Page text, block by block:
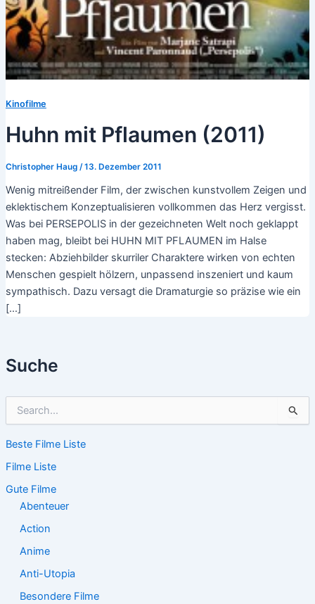
Suche
h
n
n
Beste Filme Liste
Filme Liste
Gute Filme
Abenteuer
Action
Anime
Anti-Utopia
Besondere Filme
Kinofilme
Huhn mit Pflaumen (2011)
Christopher Haug /13. Dezember 2011
Wenig mitreißender Film, der zwischen kunstvollem Zeigen und
eklektischem Konzeptualisieren vollkommen das Herz vergisst.
Was bei PERSEPOLIS in der gezeichneten Welt noch geklappt
haben mag, bleibt bei HUHN MIT PFLAUMEN im Halse
stecken: Abziehbilder skurriler Charaktere wirken von echten
Menschen gespielt hölzern, unpassend inszeniert und kaum
sympathisch. Dazu versagt die Dramaturgie so präzise wie ein
[…]